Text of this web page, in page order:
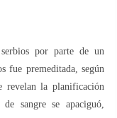
por parte de un
fue premeditada, según
revelan la planificación
sangre se apaciguó,